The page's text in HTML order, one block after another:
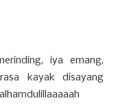
iya emang,
kayak disayang